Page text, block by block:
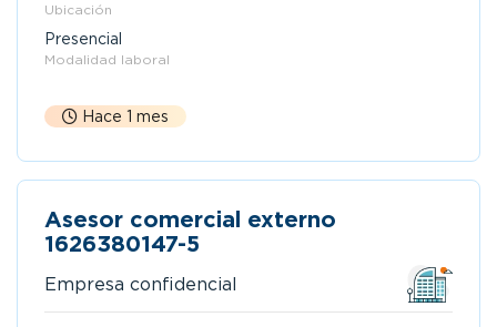
Ubicación
Presencial
Modalidad laboral
Hace 1 mes
Asesor comercial externo
1626380147-5
Empresa confidencial